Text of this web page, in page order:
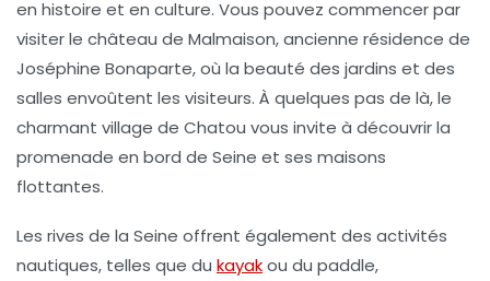
en histoire et en culture. Vous pouvez commencer par
visiter le château de Malmaison, ancienne résidence de
Joséphine Bonaparte, où la beauté des jardins et des
salles envoûtent les visiteurs. À quelques pas de là, le
charmant village de Chatou vous invite à découvrir la
promenade en bord de Seine et ses maisons
flottantes.
Les rives de la Seine offrent également des activités
nautiques, telles que du kayakou du paddle,